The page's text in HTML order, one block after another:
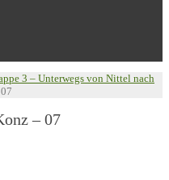
3 – Unterwegs von Nittel nach
– 07